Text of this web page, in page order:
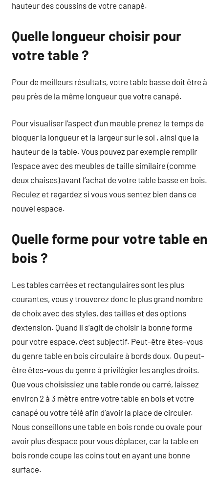
hauteur des coussins de votre canapé.
Quelle longueur choisir pour
votre table ?
Pour de meilleurs résultats, votre table basse doit être à
peu près de la même longueur que votre canapé.
Pour visualiser l’aspect d’un meuble prenez le temps de
bloquer la longueur et la largeur sur le sol , ainsi que la
hauteur de la table. Vous pouvez par exemple remplir
l’espace avec des meubles de taille similaire (comme
deux chaises) avant l’achat de votre table basse en bois.
Reculez et regardez si vous vous sentez bien dans ce
nouvel espace.
Quelle forme pour votre table en
bois ?
Les tables carrées et rectangulaires sont les plus
courantes, vous y trouverez donc le plus grand nombre
de choix avec des styles, des tailles et des options
d’extension. Quand il s’agit de choisir la bonne forme
pour votre espace, c’est subjectif. Peut-être êtes-vous
du genre table en bois circulaire à bords doux. Ou peut-
être êtes-vous du genre à privilégier les angles droits.
Que vous choisissiez une table ronde ou carré, laissez
environ 2 à 3 mètre entre votre table en bois et votre
canapé ou votre télé afin d’avoir la place de circuler.
Nous conseillons une table en bois ronde ou ovale pour
avoir plus d’espace pour vous déplacer, car la table en
bois ronde coupe les coins tout en ayant une bonne
surface.